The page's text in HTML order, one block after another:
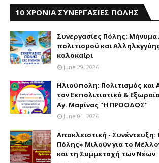
10 ΧΡΟΝΙΑ ΣΥΝΕΡΓΑΣΙΕΣ ΠΟΛΗΣ
Συνεργασίες Πόλης: Mήνυμα
πολιτισμού και
καλοκαίρι
June 29, 2026
Ηλιούπολη: Πολιτισμός και
τον Εκπολιτιστικό &
Αγ. Μαρίνας "Η ΠΡΟΟΔΟΣ"
June 01, 2026
Αποκλειστική - Συνέντευξη:
Πόλης» Μιλούν για το
και τη Συμμετοχή των Νέων